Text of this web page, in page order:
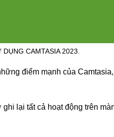
DỤNG CAMTASIA 2023.
điểm mạnh của
ghi lại tất cả hoạt động trên